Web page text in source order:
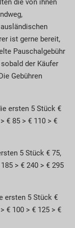
die von ihnen
ist gerne bereit,
Pauschalgebühr
der Käufer
Gebühren
ersten 5 Stück €
€ 85 > € 110 > €
5 Stück € 75,
> € 240 > € 295
ersten 5 Stück €
€ 100 > € 125 > €